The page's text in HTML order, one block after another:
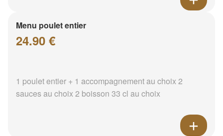
Menu poulet entier
24.90 €
1 poulet entier + 1 accompagnement au choix 2
sauces au choix 2 boisson 33 cl au choix